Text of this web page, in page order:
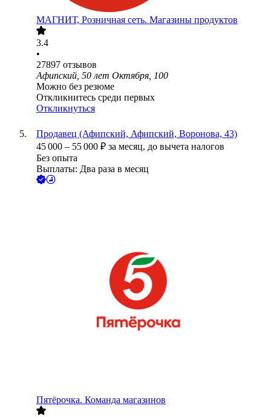
МАГНИТ, Розничная сеть. Магазины продуктов
3.4
•
27897 отзывов
Афипский, 50 лет Октября, 100
Можно без резюме
Откликнитесь среди первых
Откликнуться
Продавец (Афипский, Афипский, Воронова, 43)
45 000 – 55 000 ₽ за месяц, до вычета налогов
Без опыта
Выплаты: Два раза в месяц
Пятёрочка. Команда магазинов